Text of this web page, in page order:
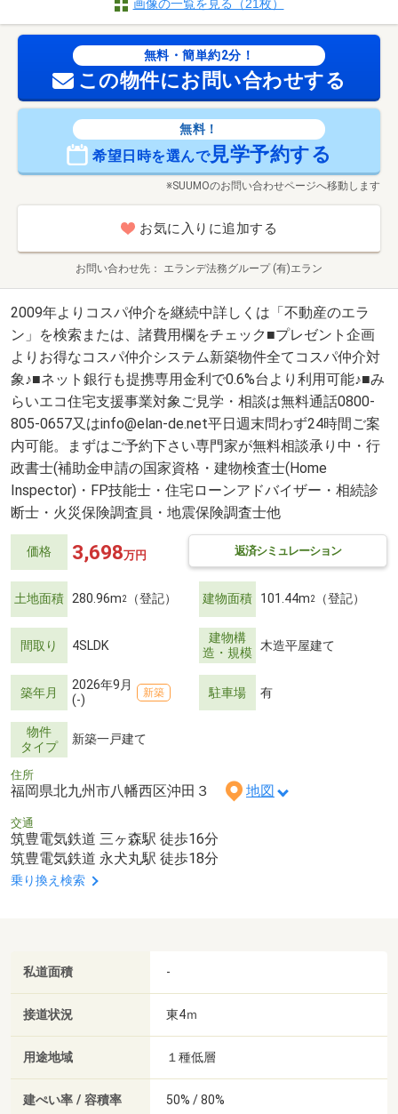
画像の一覧を見る（21枚）
無料・簡単約2分！
この物件にお問い合わせする
無料！
希望日時を選んで見学予約する
※SUUMOのお問い合わせページへ移動します
お気に入りに追加する
お問い合わせ先 エランデ法務グループ (有)エラン
2009年よりコスパ仲介を継続中詳しくは「不動産のエラ
ン」を検索または、諸費用欄をチェック■プレゼント企画
よりお得なコスパ仲介システム新築物件全てコスパ仲介対
象♪■ネット銀行も提携専用金利で0.6%台より利用可能♪■み
らいエコ住宅支援事業対象ご見学・相談は無料通話0800-
805-0657又はinfo@elan-de.net平日週末問わず24時間ご案
内可能。まずはご予約下さい専門家が無料相談承り中・行
政書士(補助金申請の国家資格・建物検査士(Home
Inspector)・FP技能士・住宅ローンアドバイザー・相続診
断士・火災保険調査員・地震保険調査士他
価格 返済シミュレーション
3,698万円
土地面積 280.96m2 （登記） 建物面積 101.44m2 （登記）
間取り 4SLDK
建物構
造・規模 木造平屋建て
築年月
2026年9月
(-)
新築 駐車場 有
物件
タイプ
新築一戸建て
住所
福岡県北九州市八幡西区沖田３ 地図
交通
筑豊電気鉄道 三ヶ森駅 徒歩16分
筑豊電気鉄道 永犬丸駅 徒歩18分
乗り換え検索
私道面積 -
接道状況 東4ｍ
用途地域 １種低層
建ぺい率 / 容積率 50% / 80%